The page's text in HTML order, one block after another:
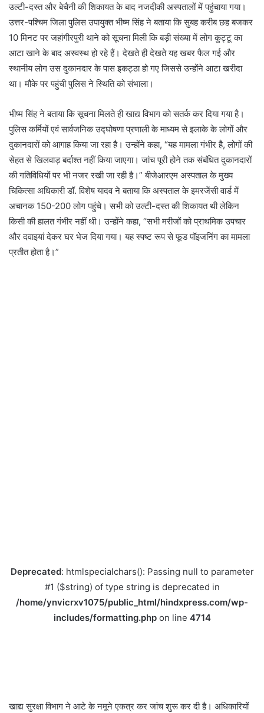
उल्टी-दस्त और बेचैनी की शिकायत के बाद नजदीकी अस्पतालों में पहुंचाया गया।
उत्तर-पश्चिम जिला पुलिस उपायुक्त भीष्म सिंह ने बताया कि सुबह करीब छह बजकर
10 मिनट पर जहांगीरपुरी थाने को सूचना मिली कि बड़ी संख्या में लोग कुट्टू का
आटा खाने के बाद अस्वस्थ हो रहे हैं। देखते ही देखते यह खबर फैल गई और
स्थानीय लोग उस दुकानदार के पास इकट्ठा हो गए जिससे उन्होंने आटा खरीदा
था। मौके पर पहुंची पुलिस ने स्थिति को संभाला।
भीष्म सिंह ने बताया कि सूचना मिलते ही खाद्य विभाग को सतर्क कर दिया गया है।
पुलिस कर्मियों एवं सार्वजनिक उद्घोषणा प्रणाली के माध्यम से इलाके के लोगों और
दुकानदारों को आगाह किया जा रहा है। उन्होंने कहा, “यह मामला गंभीर है, लोगों की
सेहत से खिलवाड़ बर्दाश्त नहीं किया जाएगा। जांच पूरी होने तक संबंधित दुकानदारों
की गतिविधियों पर भी नजर रखी जा रही है।” बीजेआरएम अस्पताल के मुख्य
चिकित्सा अधिकारी डॉ. विशेष यादव ने बताया कि अस्पताल के इमरजेंसी वार्ड में
अचानक 150-200 लोग पहुंचे। सभी को उल्टी-दस्त की शिकायत थी लेकिन
किसी की हालत गंभीर नहीं थी। उन्होंने कहा, “सभी मरीजों को प्राथमिक उपचार
और दवाइयां देकर घर भेज दिया गया। यह स्पष्ट रूप से फूड पॉइजनिंग का मामला
प्रतीत होता है।”
Deprecated: htmlspecialchars(): Passing null to parameter
#1 ($string) of type string is deprecated in
/home/ynvicrxv1075/public_html/hindxpress.com/wp-
includes/formatting.phpon line 4714
खाद्य सुरक्षा विभाग ने आटे के नमूने एकत्र कर जांच शुरू कर दी है। अधिकारियों